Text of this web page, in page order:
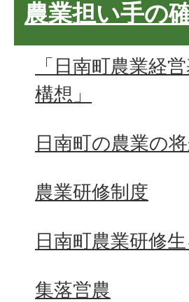
農業担い手の
「日南町農業経
構想」
日南町の農業の
農業研修制度
日南町農業研修
集落営農